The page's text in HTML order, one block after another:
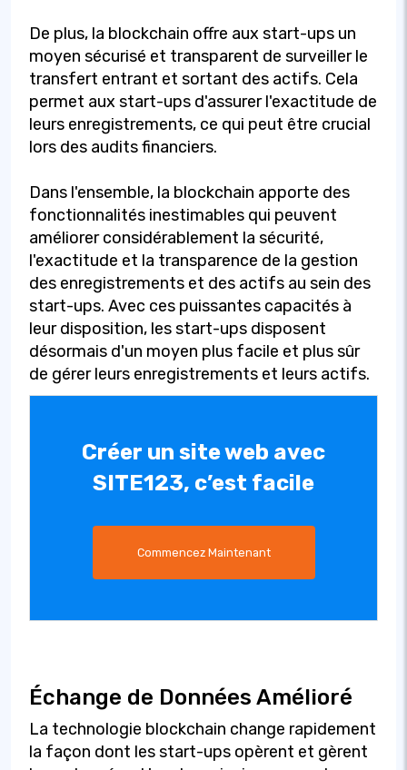
De plus, la blockchain offre aux start-ups un
moyen sécurisé et transparent de surveiller le
transfert entrant et sortant des actifs. Cela
permet aux start-ups d'assurer l'exactitude de
leurs enregistrements, ce qui peut être crucial
lors des audits financiers.
Dans l'ensemble, la blockchain apporte des
fonctionnalités inestimables qui peuvent
améliorer considérablement la sécurité,
l'exactitude et la transparence de la gestion
des enregistrements et des actifs au sein des
start-ups. Avec ces puissantes capacités à
leur disposition, les start-ups disposent
désormais d'un moyen plus facile et plus sûr
de gérer leurs enregistrements et leurs actifs.
Créer un site web avec
SITE123, c’est facile
Commencez Maintenant
Échange de Données Amélioré
La technologie blockchain change rapidement
la façon dont les start-ups opèrent et gèrent